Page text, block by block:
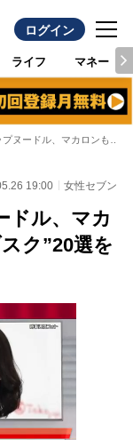
ログイン
ライフ マネー
ヌードル、マカロンも…広
19:00 女性セブン
ドル、マカ
ク”20選を